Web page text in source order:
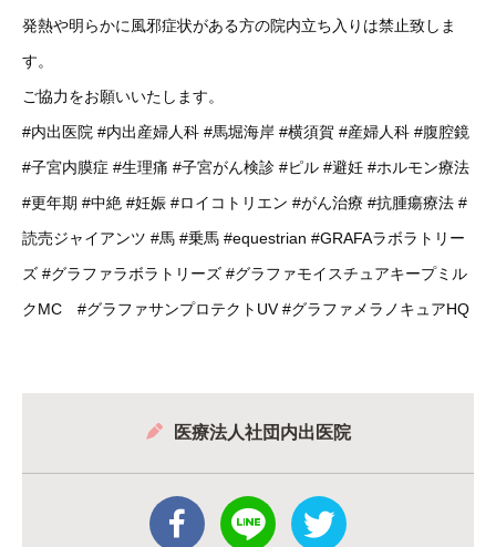
発熱や明らかに風邪症状がある方の院内立ち入りは禁止致しま
す。
ご協力をお願いいたします。
#内出医院 #内出産婦人科 #馬堀海岸 #横須賀 #産婦人科 #腹腔鏡
#子宮内膜症 #生理痛 #子宮がん検診 #ピル #避妊 #ホルモン療法
#更年期 #中絶 #妊娠 #ロイコトリエン #がん治療 #抗腫瘍療法 #
読売ジャイアンツ #馬 #乗馬 #equestrian #GRAFAラボラトリー
ズ #グラファラボラトリーズ #グラファモイスチュアキープミル
クMC
#グラファサンプロテクトUV #グラファメラノキュアHQ
医療法人社団内出医院